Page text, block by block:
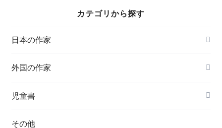
カテゴリから探す
日本の作家
外国の作家
チェコ
ハンガリー
児童書
その他